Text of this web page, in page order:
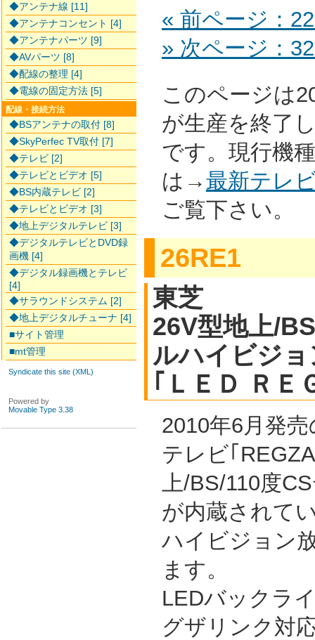
« 前ページ：
» 次ページ：
このページは
が生産を終了
です。現行機
は→最新テレ
ご覧下さい。
26RE1
東芝
26V型地上/
ルハイビジ
｢ＬＥＤ ＲＥ
2010年6月発
テレビ｢
上/BS/110度
が内蔵されて
ハイビジョン
ます。
LEDバックラ
グザリンク対
◆アンテナ線 [11]
◆アンテナコンセント [4]
◆アンテナパーツ [9]
◆AVパーツ [8]
◆配線の整理 [4]
◆電線の固定方法 [5]
配線・接続方法
◆BSアンテナの取付 [8]
◆SkyPerfec TV取付 [7]
◆テレビ [2]
◆テレビとビデオ [5]
◆BS内蔵テレビ [2]
◆テレビとビデオ [3]
◆地上デジタルテレビ [3]
◆デジタルテレビとDVD録
画機 [4]
◆デジタル録画機とテレビ
[4]
◆サラウンドシステム [2]
◆地上デジタルチューナ [4]
■サイト管理
■mt管理
Syndicate this site (XML)
Powered by
Movable Type 3.38